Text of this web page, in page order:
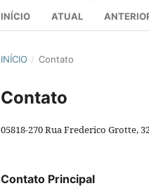
INÍCIO ATUAL
INÍCIO / Contato
Contato
05818-270 Rua Frederico Grotte,
Contato Principal